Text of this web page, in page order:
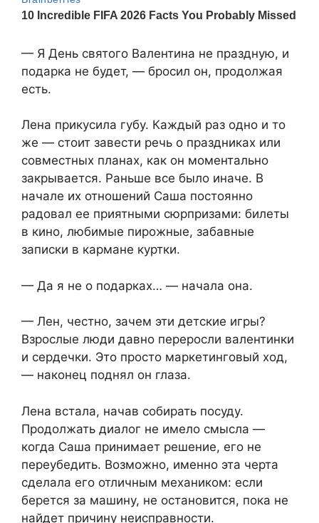
— Я День святого Валентина не праздную, и
подарка не будет, — бросил он, продолжая
есть.
Лена прикусила губу. Каждый раз одно и то
же — стоит завести речь о праздниках или
совместных планах, как он моментально
закрывается. Раньше все было иначе. В
начале их отношений Саша постоянно
радовал ее приятными сюрпризами: билеты
в кино, любимые пирожные, забавные
записки в кармане куртки.
— Да я не о подарках… — начала она.
— Лен, честно, зачем эти детские игры?
Взрослые люди давно переросли валентинки
и сердечки. Это просто маркетинговый ход,
— наконец поднял он глаза.
Лена встала, начав собирать посуду.
Продолжать диалог не имело смысла —
когда Саша принимает решение, его не
переубедить. Возможно, именно эта черта
сделала его отличным механиком: если
берется за машину, не остановится, пока не
найдет причину неисправности.